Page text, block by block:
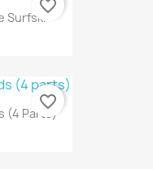
Surfski
favorite_border
(4 Parts)
favorite_border